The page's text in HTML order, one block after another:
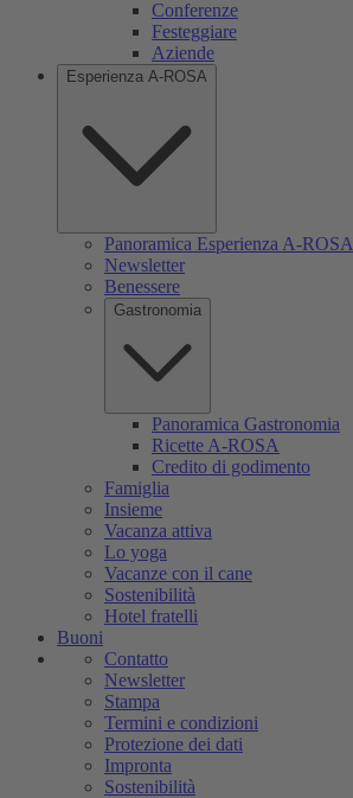
Conferenze
Festeggiare
Aziende
Esperienza A-ROSA
Panoramica Esperienza A-ROSA
Newsletter
Benessere
Gastronomia
Panoramica Gastronomia
Ricette A-ROSA
Credito di godimento
Famiglia
Insieme
Vacanza attiva
Lo yoga
Vacanze con il cane
Sostenibilità
Hotel fratelli
Buoni
Contatto
Newsletter
Stampa
Termini e condizioni
Protezione dei dati
Impronta
Sostenibilità